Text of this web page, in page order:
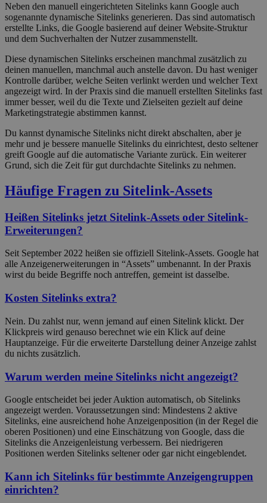
Neben den manuell eingerichteten Sitelinks kann Google auch
sogenannte dynamische Sitelinks generieren. Das sind automatisch
erstellte Links, die Google basierend auf deiner Website-Struktur
und dem Suchverhalten der Nutzer zusammenstellt.
Diese dynamischen Sitelinks erscheinen manchmal zusätzlich zu
deinen manuellen, manchmal auch anstelle davon. Du hast weniger
Kontrolle darüber, welche Seiten verlinkt werden und welcher Text
angezeigt wird. In der Praxis sind die manuell erstellten Sitelinks fast
immer besser, weil du die Texte und Zielseiten gezielt auf deine
Marketingstrategie abstimmen kannst.
Du kannst dynamische Sitelinks nicht direkt abschalten, aber je
mehr und je bessere manuelle Sitelinks du einrichtest, desto seltener
greift Google auf die automatische Variante zurück. Ein weiterer
Grund, sich die Zeit für gut durchdachte Sitelinks zu nehmen.
Häufige Fragen zu Sitelink-Assets
Heißen Sitelinks jetzt Sitelink-Assets oder Sitelink-
Erweiterungen?
Seit September 2022 heißen sie offiziell Sitelink-Assets. Google hat
alle Anzeigenerweiterungen in “Assets” umbenannt. In der Praxis
wirst du beide Begriffe noch antreffen, gemeint ist dasselbe.
Kosten Sitelinks extra?
Nein. Du zahlst nur, wenn jemand auf einen Sitelink klickt. Der
Klickpreis wird genauso berechnet wie ein Klick auf deine
Hauptanzeige. Für die erweiterte Darstellung deiner Anzeige zahlst
du nichts zusätzlich.
Warum werden meine Sitelinks nicht angezeigt?
Google entscheidet bei jeder Auktion automatisch, ob Sitelinks
angezeigt werden. Voraussetzungen sind: Mindestens 2 aktive
Sitelinks, eine ausreichend hohe Anzeigenposition (in der Regel die
oberen Positionen) und eine Einschätzung von Google, dass die
Sitelinks die Anzeigenleistung verbessern. Bei niedrigeren
Positionen werden Sitelinks seltener oder gar nicht eingeblendet.
Kann ich Sitelinks für bestimmte Anzeigengruppen
einrichten?